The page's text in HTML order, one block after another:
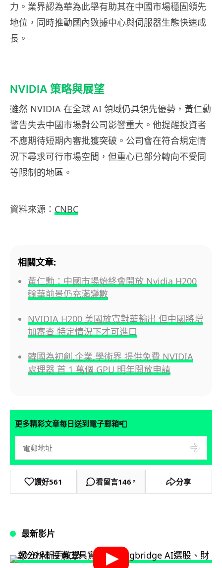
力。業界認為華為此舉有助其在中國市場穩固領先
地位，同時推動國內數據中心與伺服器生態快速成
長。
NVIDIA 策略與展望
雖然 NVIDIA 在全球 AI 領域仍具領先優勢，黃仁勳
警告失去中國市場對公司影響重大。他提醒投資者
不應期待短期內審批獲突破。公司會在符合規定情
況下尋求可行市場空間，但重心已部分轉向不受同
等限制的地區。
資料來源： CNBC
相關文章:
黃仁勳：中國市場始終會開放 Nvidia H200
輸華前景仍充滿變數
NVIDIA H200 美國放寬對華輸出 但中國將增
加審查 特定情況下才可進口
韓國為初創,企業,學術界 提供免費 NVIDIA
處理器 首 1 萬個 GPU 明年開放申請
更多精彩文章每日送到電子郵箱📮
讚好561 看留言146 ↗ 分享
最新影片